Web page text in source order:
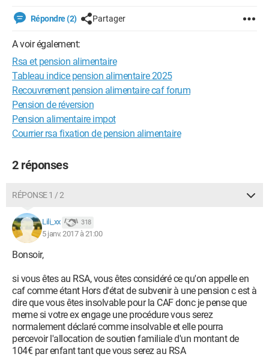
Répondre (2) Partager
A voir également:
Rsa et pension alimentaire
Tableau indice pension alimentaire 2025
Recouvrement pension alimentaire caf forum
Pension de réversion
Pension alimentaire impot
Courrier rsa fixation de pension alimentaire
2 réponses
RÉPONSE 1 / 2
Lili_xx 318
5 janv. 2017 à 21:00
Bonsoir,
si vous êtes au RSA, vous êtes considéré ce qu'on appelle en
caf comme étant Hors d'état de subvenir à une pension c est à
dire que vous êtes insolvable pour la CAF donc je pense que
meme si votre ex engage une procédure vous serez
normalement déclaré comme insolvable et elle pourra
percevoir l'allocation de soutien familiale d'un montant de
104€ par enfant tant que vous serez au RSA